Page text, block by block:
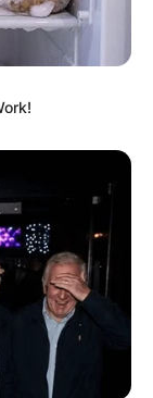
3
5 – 14 – 9
5
– 7 – 1
5
– 1 – 7 – 9
5
– 6